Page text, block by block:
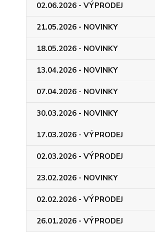
02.06.2026 - VÝPRODEJ
21.05.2026 - NOVINKY
18.05.2026 - NOVINKY
13.04.2026 - NOVINKY
07.04.2026 - NOVINKY
30.03.2026 - NOVINKY
17.03.2026 - VÝPRODEJ
02.03.2026 - VÝPRODEJ
23.02.2026 - NOVINKY
02.02.2026 - VÝPRODEJ
26.01.2026 - VÝPRODEJ